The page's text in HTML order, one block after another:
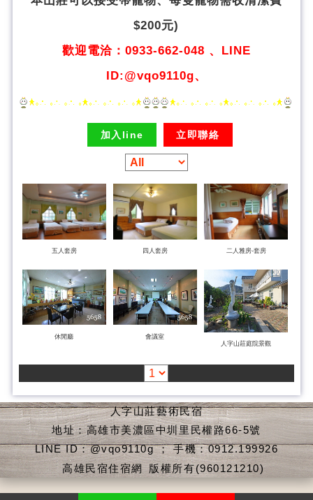
$200元)
歡迎電洽：0933-662-048 、LINE
ID:@vqo9110g、
加入line 立即聯絡
五人套房 四人套房 二人雅房-套房
休閒廳
會議室
人字山莊庭院景觀
人字山莊藝術民宿
地址：高雄市美濃區中圳里民權路66-5號
LINE ID：@vqo9110g ； 手機：0912.199926
高雄民宿住宿網 版權所有(960121210)